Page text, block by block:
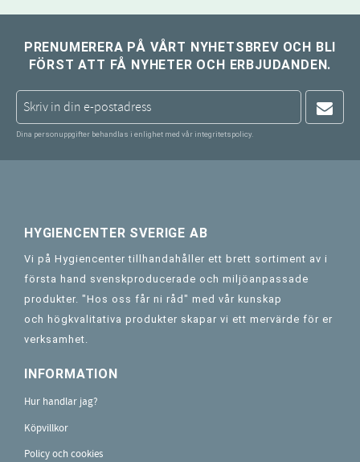
PRENUMERERA PÅ VÅRT NYHETSBREV OCH BLI
FÖRST ATT FÅ NYHETER OCH ERBJUDANDEN.
Dina personuppgifter behandlas i enlighet med vår integritetspolicy.
HYGIENCENTER SVERIGE AB
Vi på Hygiencenter tillhandahåller ett brett sortiment av i
första hand svenskproducerade och miljöanpassade
produkter. "Hos oss får ni råd" med vår kunskap
och högkvalitativa produkter skapar vi ett mervärde för er
verksamhet.
INFORMATION
Hur handlar jag?
Köpvillkor
Policy och cookies